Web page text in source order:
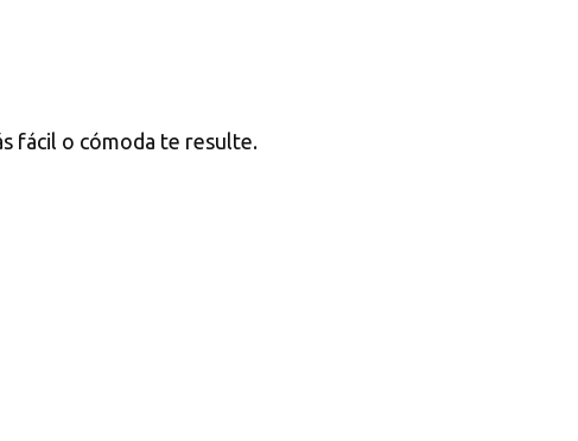
fácil o cómoda te resulte.